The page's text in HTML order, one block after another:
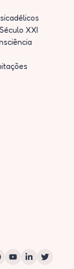
XXI
YouTube
LinkedInTwitter